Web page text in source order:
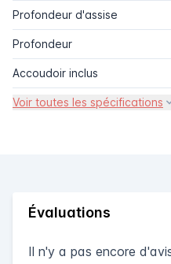
Profondeur d'assise
Profondeur
Accoudoir inclus
Voir toutes les spécifications
Évaluations
Il n'y a pas encore